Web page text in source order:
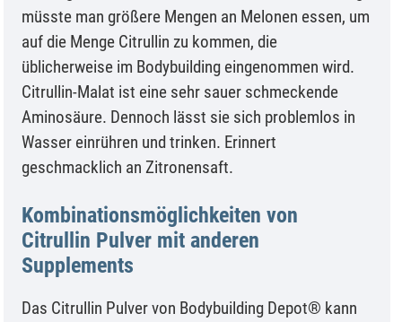
müsste man größere Mengen an Melonen essen, um
auf die Menge Citrullin zu kommen, die
üblicherweise im Bodybuilding eingenommen wird.
Citrullin-Malat ist eine sehr sauer schmeckende
Aminosäure. Dennoch lässt sie sich problemlos in
Wasser einrühren und trinken. Erinnert
geschmacklich an Zitronensaft.
Kombinationsmöglichkeiten von
Citrullin Pulver mit anderen
Supplements
Das Citrullin Pulver von Bodybuilding Depot® kann